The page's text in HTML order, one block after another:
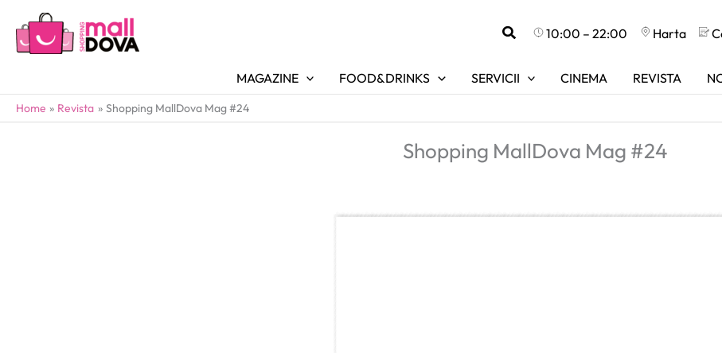
Search10:00 – 22:00 Harta
MAGAZINE FOOD&DRINKS SERVICII CINEMA REVISTA
Home Revista Shopping MallDova Mag #24
Shopping MallDova Mag #24